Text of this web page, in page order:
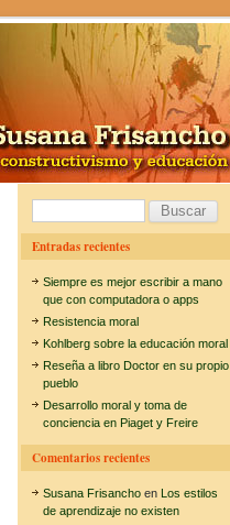
u
a
Entradas recientes
Siempre es mejor escribir a mano
que con computadora o apps
Resistencia moral
Kohlberg sobre la educación moral
Reseña a libro Doctor en su propio
pueblo
Desarrollo moral y toma de
conciencia en Piaget y Freire
Comentarios recientes
Susana Frisanchoen Los estilos
de aprendizaje no existen